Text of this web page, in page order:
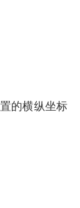
的横纵坐标